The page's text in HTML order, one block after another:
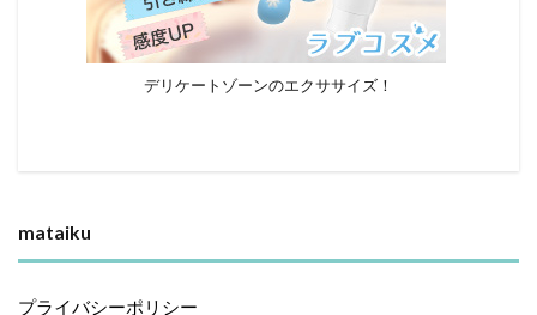
デリケートゾーンのエクササイズ！
mataiku
プライバシーポリシー